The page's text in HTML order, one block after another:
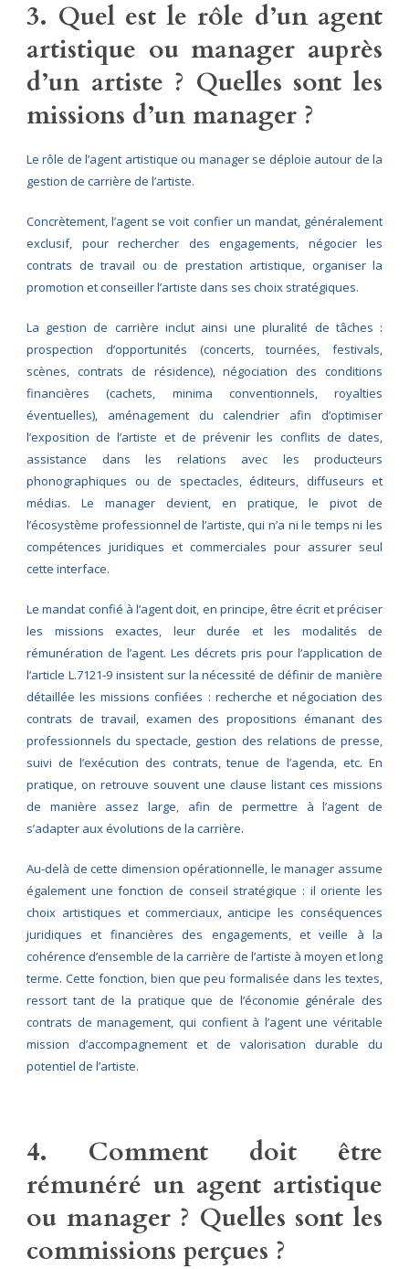
3. Quel est le rôle d’un agent
artistique ou manager auprès
d’un artiste ? Quelles sont les
missions d’un manager ?
Le rôle de l’agent artistique ou manager se déploie autour de la
gestion de carrière de l’artiste.
Concrètement, l’agent se voit confier un mandat, généralement
exclusif, pour rechercher des engagements, négocier les
contrats de travail ou de prestation artistique, organiser la
promotion et conseiller l’artiste dans ses choix stratégiques.
La gestion de carrière inclut ainsi une pluralité de tâches :
prospection d’opportunités (concerts, tournées, festivals,
scènes, contrats de résidence), négociation des conditions
financières (cachets, minima conventionnels, royalties
éventuelles), aménagement du calendrier afin d’optimiser
l’exposition de l’artiste et de prévenir les conflits de dates,
assistance dans les relations avec les producteurs
phonographiques ou de spectacles, éditeurs, diffuseurs et
médias. Le manager devient, en pratique, le pivot de
l’écosystème professionnel de l’artiste, qui n’a ni le temps ni les
compétences juridiques et commerciales pour assurer seul
cette interface.
Le mandat confié à l’agent doit, en principe, être écrit et préciser
les missions exactes, leur durée et les modalités de
rémunération de l’agent. Les décrets pris pour l’application de
l’article L.7121‑9 insistent sur la nécessité de définir de manière
détaillée les missions confiées : recherche et négociation des
contrats de travail, examen des propositions émanant des
professionnels du spectacle, gestion des relations de presse,
suivi de l’exécution des contrats, tenue de l’agenda, etc. En
pratique, on retrouve souvent une clause listant ces missions
de manière assez large, afin de permettre à l’agent de
s’adapter aux évolutions de la carrière.
Au-delà de cette dimension opérationnelle, le manager assume
également une fonction de conseil stratégique : il oriente les
choix artistiques et commerciaux, anticipe les conséquences
juridiques et financières des engagements, et veille à la
cohérence d’ensemble de la carrière de l’artiste à moyen et long
terme. Cette fonction, bien que peu formalisée dans les textes,
ressort tant de la pratique que de l’économie générale des
contrats de management, qui confient à l’agent une véritable
mission d’accompagnement et de valorisation durable du
potentiel de l’artiste.
4. Comment doit être
rémunéré un agent artistique
ou manager ? Quelles sont les
commissions perçues ?